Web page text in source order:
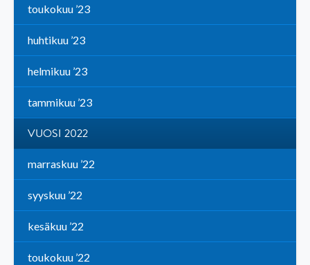
toukokuu ’23
huhtikuu ’23
helmikuu ’23
tammikuu ’23
VUOSI 2022
marraskuu ’22
syyskuu ’22
kesäkuu ’22
toukokuu ’22